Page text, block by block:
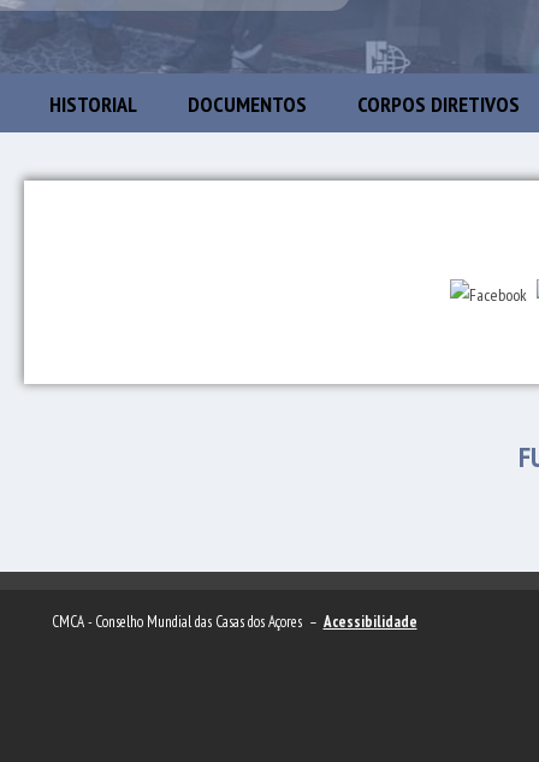
HISTORIAL DOCUMENTOS CORPOS DIRETIVOS
CMCA - Conselho Mundial das Casas dos Açores – Acessibilidade